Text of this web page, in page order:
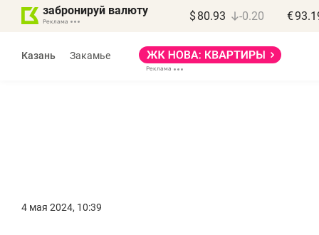
забронируй валюту $ 80.93 -0.20 €
Казань Закамье
4 мая 2024, 10:39